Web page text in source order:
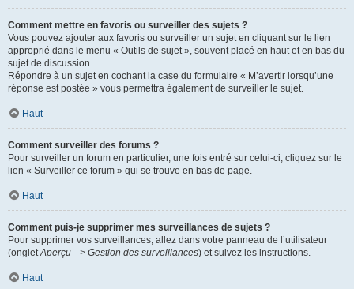
Comment mettre en favoris ou surveiller des sujets ?
Vous pouvez ajouter aux favoris ou surveiller un sujet en cliquant sur le lien
approprié dans le menu « Outils de sujet », souvent placé en haut et en bas du
sujet de discussion.
Répondre à un sujet en cochant la case du formulaire « M’avertir lorsqu’une
réponse est postée » vous permettra également de surveiller le sujet.
Haut
Comment surveiller des forums ?
Pour surveiller un forum en particulier, une fois entré sur celui-ci, cliquez sur le
lien « Surveiller ce forum » qui se trouve en bas de page.
Haut
Comment puis-je supprimer mes surveillances de sujets ?
Pour supprimer vos surveillances, allez dans votre panneau de l’utilisateur
(ongletAperçu --> Gestion des surveillances) et suivez les instructions.
Haut